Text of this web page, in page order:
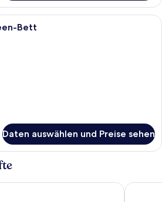
Ein Hotelzimmer mit einem großen
Bett
Daten auswählen und Preise sehen
- Longueuil Holiday